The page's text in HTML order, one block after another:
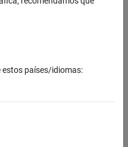
esta traducción?
estos países/idiomas: